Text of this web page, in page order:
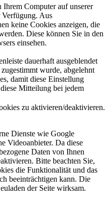
Computer auf unserer
Verfügung. Aus
keine Cookies anzeigen, die
Diese können Sie in den
einsehen.
dauerhaft ausgeblendet
wurde, abgelehnt
damit diese Einstellung
Mitteilung bei jedem
zu aktivieren/deaktivieren.
Dienste wie Google
Videoanbieter. Da diese
Daten von Ihnen
Bitte beachten Sie,
die Funktionalität und das
beeinträchtigen kann. Die
der Seite wirksam.